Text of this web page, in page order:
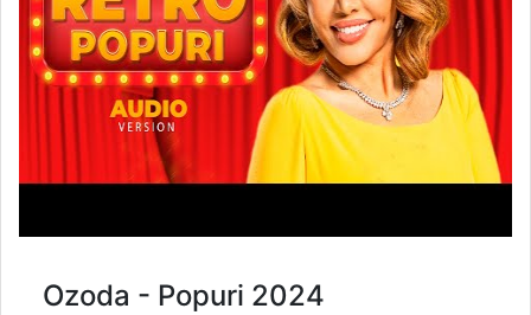
Ozoda - Popuri 2024